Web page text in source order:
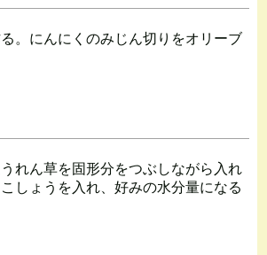
。にんにくのみじん切りをオリーブ
れん草を固形分をつぶしながら入れ
しょうを入れ、好みの水分量になる